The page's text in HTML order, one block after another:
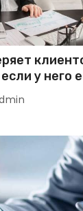
у него